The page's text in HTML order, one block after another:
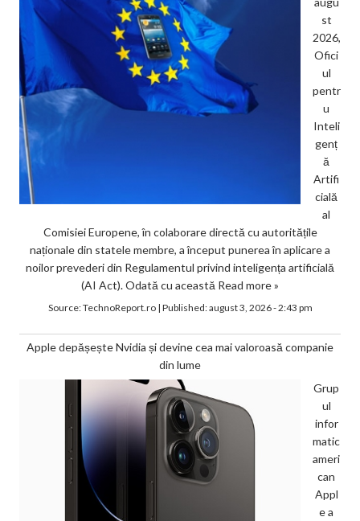
st
2026,
Ofici
ul
pentr
u
Inteli
genț
ă
Artifi
cială
al
Comisiei Europene, în colaborare directă cu autoritățile
naționale din statele membre, a început punerea în aplicare a
noilor prevederi din Regulamentul privind inteligența artificială
(AI Act). Odată cu această Read more »
Source:TechnoReport.ro| Published:august 3, 2026 - 2:43 pm
Apple depășește Nvidia și devine cea mai valoroasă companie
din lume
Grup
ul
infor
matic
ameri
can
Appl
e a